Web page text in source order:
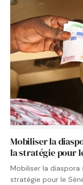
Mobiliser la
la stratégie pour
Mobiliser la diaspora
stratégie pour le